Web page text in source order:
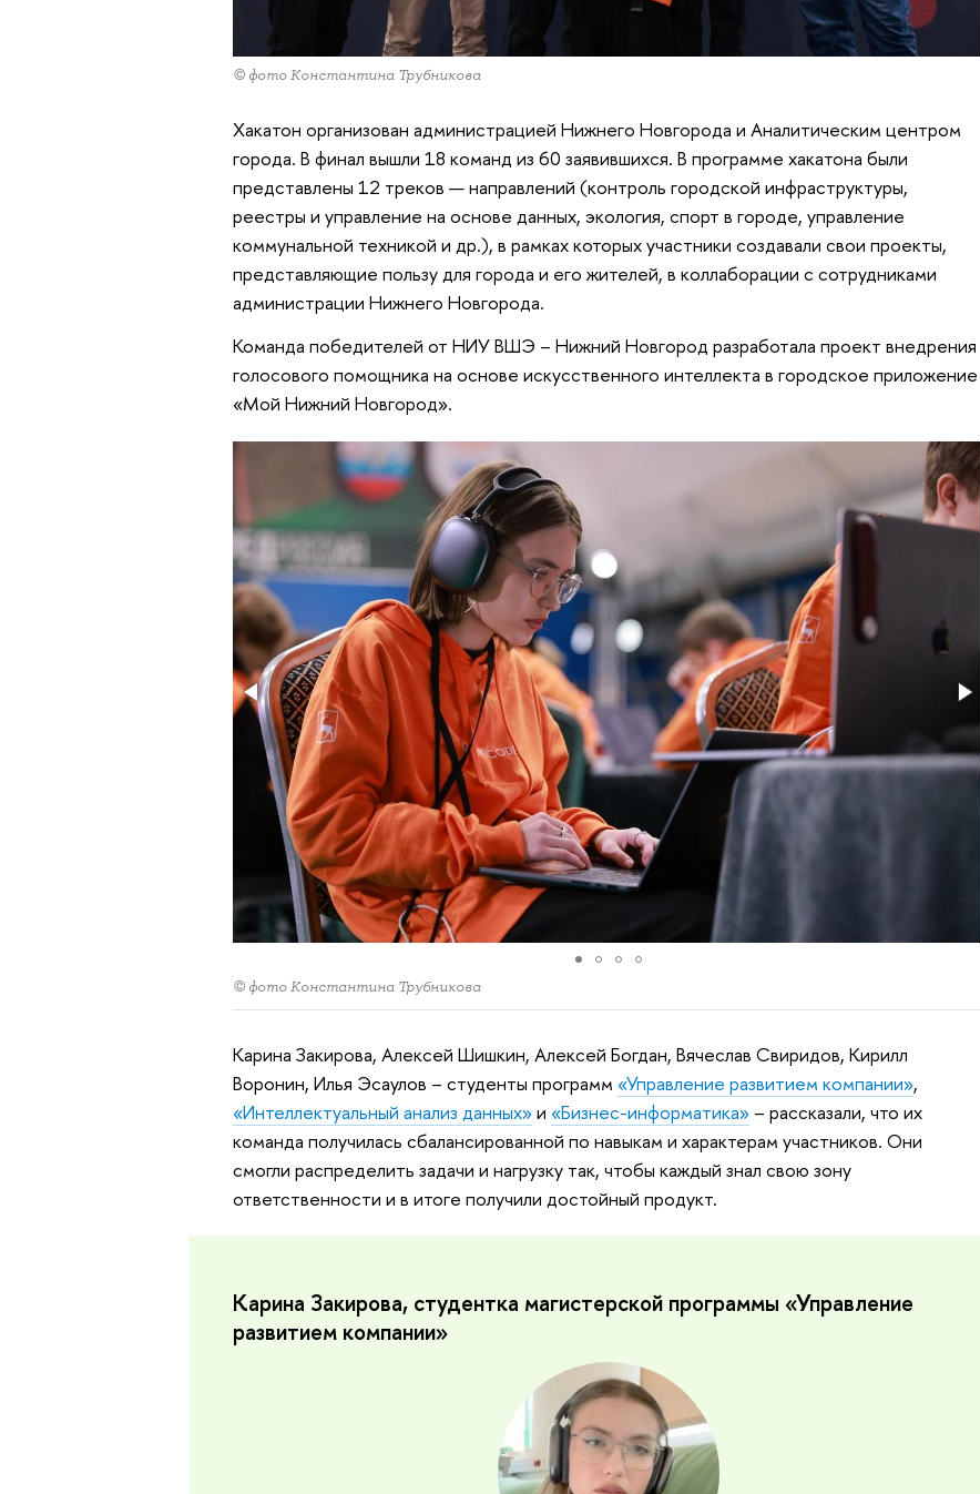
© фото Константина Трубникова
Хакатон организован администрацией Нижнего Новгорода и Аналитическим центром
города. В финал вышли 18 команд из 60 заявившихся. В программе хакатона были
представлены 12 треков — направлений (контроль городской инфраструктуры,
реестры и управление на основе данных, экология, спорт в городе, управление
коммунальной техникой и др.), в рамках которых участники создавали свои проекты,
представляющие пользу для города и его жителей, в коллаборации с сотрудниками
администрации Нижнего Новгорода.
Команда победителей от НИУ ВШЭ – Нижний Новгород разработала проект внедрения
голосового помощника на основе искусственного интеллекта в городское приложение
«Мой Нижний Новгород».
© фото Константина Трубникова
Карина Закирова, Алексей Шишкин, Алексей Богдан, Вячеслав Свиридов, Кирилл
Воронин, Илья Эсаулов – студенты программ «Управление развитием компании»,
«Интеллектуальный анализ данных»и «Бизнес-информатика»– рассказали, что их
команда получилась сбалансированной по навыкам и характерам участников. Они
смогли распределить задачи и нагрузку так, чтобы каждый знал свою зону
ответственности и в итоге получили достойный продукт.
Карина Закирова, студентка магистерской программы «Управление
развитием компании»